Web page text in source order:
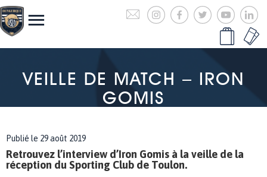
VEILLE DE MATCH – IRON
GOMIS
Publié le 29 août 2019
Retrouvez l’interview d’Iron Gomis à la veille de la
réception du Sporting Club de Toulon.